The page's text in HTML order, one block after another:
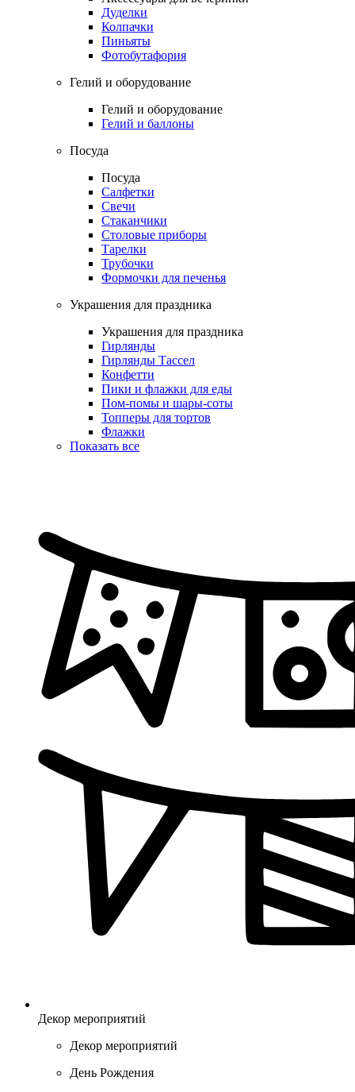
Дуделки
Колпачки
Пиньяты
Фотобутафория
Гелий и оборудование
Гелий и оборудование
Гелий и баллоны
Посуда
Посуда
Салфетки
Свечи
Стаканчики
Столовые приборы
Тарелки
Трубочки
Формочки для печенья
Украшения для праздника
Украшения для праздника
Гирлянды
Гирлянды Тассел
Конфетти
Пики и флажки для еды
Пом-помы и шары-соты
Топперы для тортов
Флажки
Показать все
Декор мероприятий
Декор мероприятий
День Рождения